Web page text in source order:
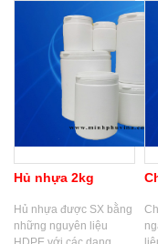
Hủ nhựa 2kg
Hủ nhựa được SX bằng
những nguyên liệu